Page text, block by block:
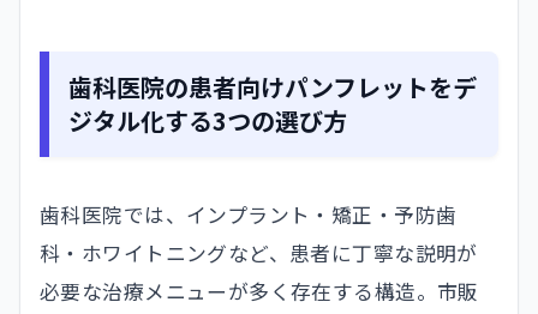
歯科医院の患者向けパンフレットをデ
ジタル化する3つの選び方
歯科医院では、インプラント・矯正・予防歯
科・ホワイトニングなど、患者に丁寧な説明が
必要な治療メニューが多く存在する構造。市販